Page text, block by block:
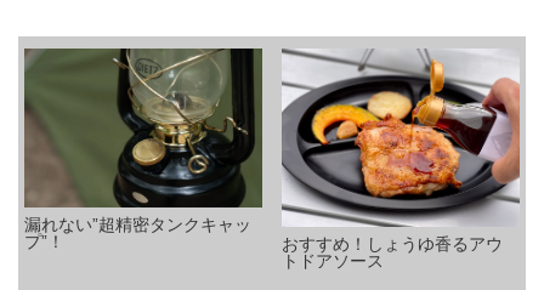
漏れない”超精密タンクキャッ
プ”！
おすすめ！しょうゆ香るアウ
トドアソース